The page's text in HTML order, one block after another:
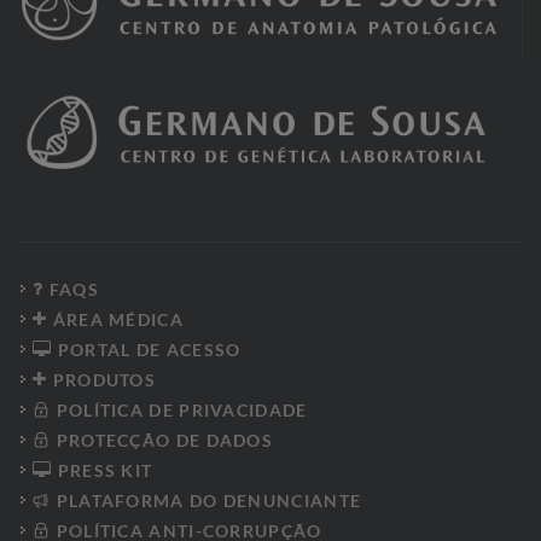
FAQS
ÁREA MÉDICA
PORTAL DE ACESSO
PRODUTOS
POLÍTICA DE PRIVACIDADE
PROTECÇÃO DE DADOS
PRESS KIT
PLATAFORMA DO DENUNCIANTE
POLÍTICA ANTI-CORRUPÇÃO